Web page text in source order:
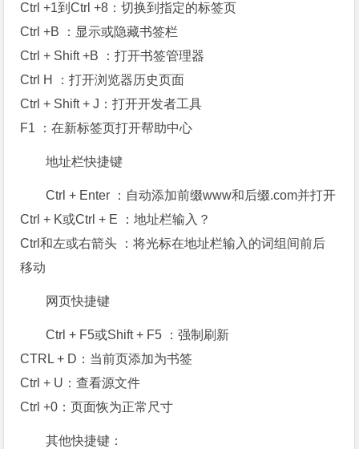
Ctrl +1到Ctrl +8：切换到指定的标签页
Ctrl +B ：显示或隐藏书签栏
Ctrl + Shift +B ：打开书签管理器
Ctrl H ：打开浏览器历史页面
Ctrl + Shift + J：打开开发者工具
F1 ：在新标签页打开帮助中心
地址栏快捷键
Ctrl + Enter ：自动添加前缀www和后缀.com并打开
Ctrl + K或Ctrl + E ：地址栏输入？
Ctrl和左或右箭头 ：将光标在地址栏输入的词组间前后
移动
网页快捷键
Ctrl + F5或Shift + F5 ：强制刷新
CTRL + D：当前页添加为书签
Ctrl + U：查看源文件
Ctrl +0：页面恢为正常尺寸
其他快捷键：